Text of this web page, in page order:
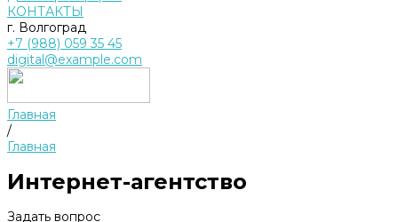
КОНТАКТЫ
г. Волгоград
+7 (988) 059 35 45
digital@example.com
Главная
/
Главная
Интернет-агентство
Задать вопрос